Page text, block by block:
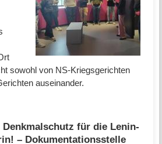
sowohl von NS-Kriegsgerichten
auseinander.
Denkmalschutz für die Lenin-
– Dokumentationsstelle